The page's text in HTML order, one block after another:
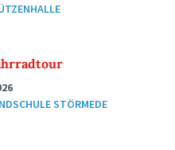
STÖRMEDE